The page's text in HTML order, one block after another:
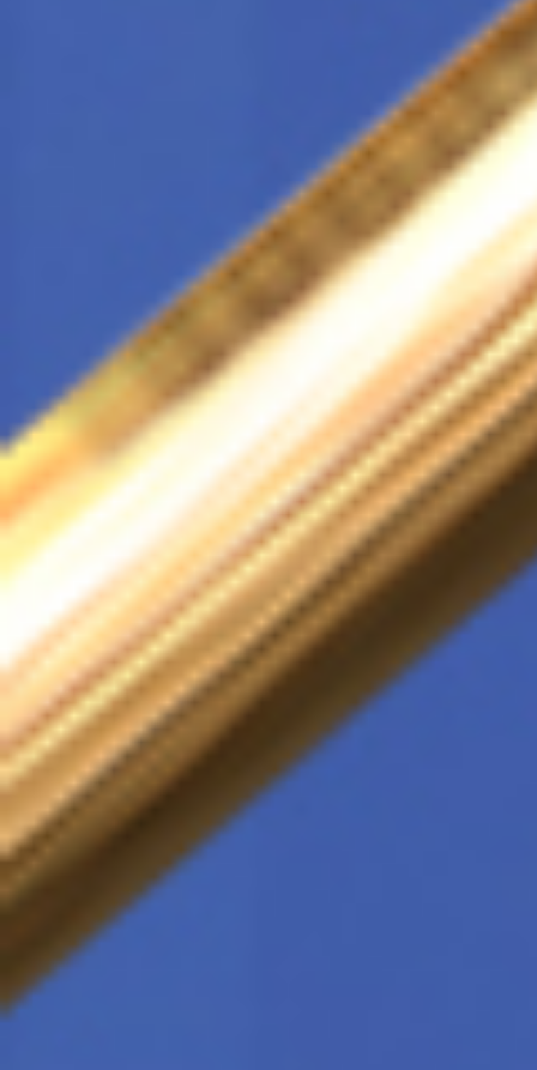
Всего позиций в корзине
Всего товара в корзине
Сумма к оплате (без